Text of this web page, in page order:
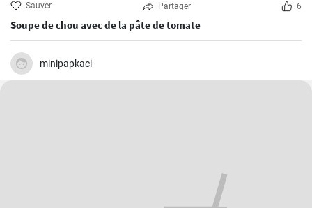
Sauver Partager 6
Soupe de chou avec de la pâte de tomate
minipapkaci